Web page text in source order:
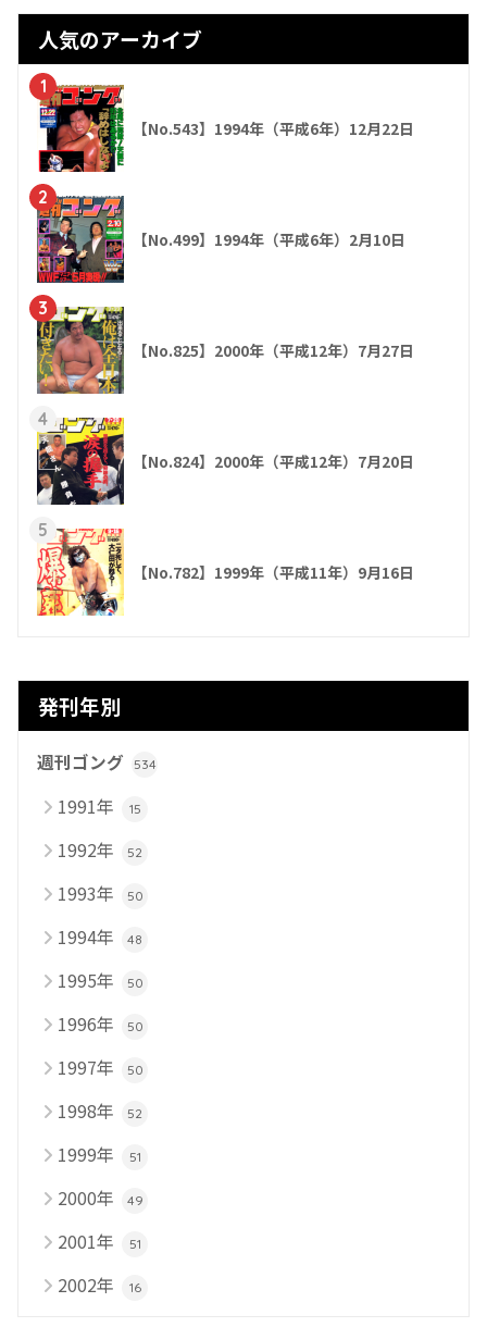
人気のアーカイブ
1
【No.543】1994年（平成6年）12月22日
2
【No.499】1994年（平成6年）2月10日
3
【No.825】2000年（平成12年）7月27日
4
【No.824】2000年（平成12年）7月20日
5
【No.782】1999年（平成11年）9月16日
発刊年別
週刊ゴング 534
1991年 15
1992年 52
1993年 50
1994年 48
1995年 50
1996年 50
1997年 50
1998年 52
1999年 51
2000年 49
2001年 51
2002年 16